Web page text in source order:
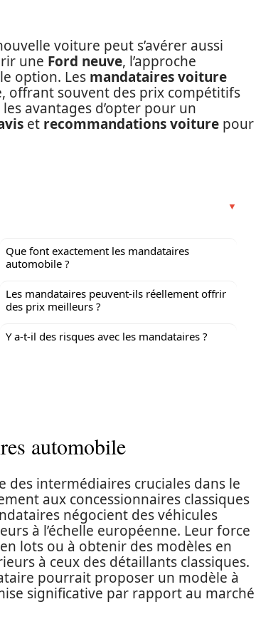
voiture peut s’avérer aussi
une Ford neuve, l’approche
option. Les mandataires voiture
offrant souvent des prix compétitifs
avantages d’opter pour un
et recommandations voiture pour
Que font exactement les mandataires
automobile ?
Les mandataires peuvent-ils réellement offrir
des prix meilleurs ?
Y a-t-il des risques avec les mandataires ?
automobile
des intermédiaires cruciales dans le
aux concessionnaires classiques
négocient des véhicules
à l’échelle européenne. Leur force
lots ou à obtenir des modèles en
à ceux des détaillants classiques.
pourrait proposer un modèle à
significative par rapport au marché